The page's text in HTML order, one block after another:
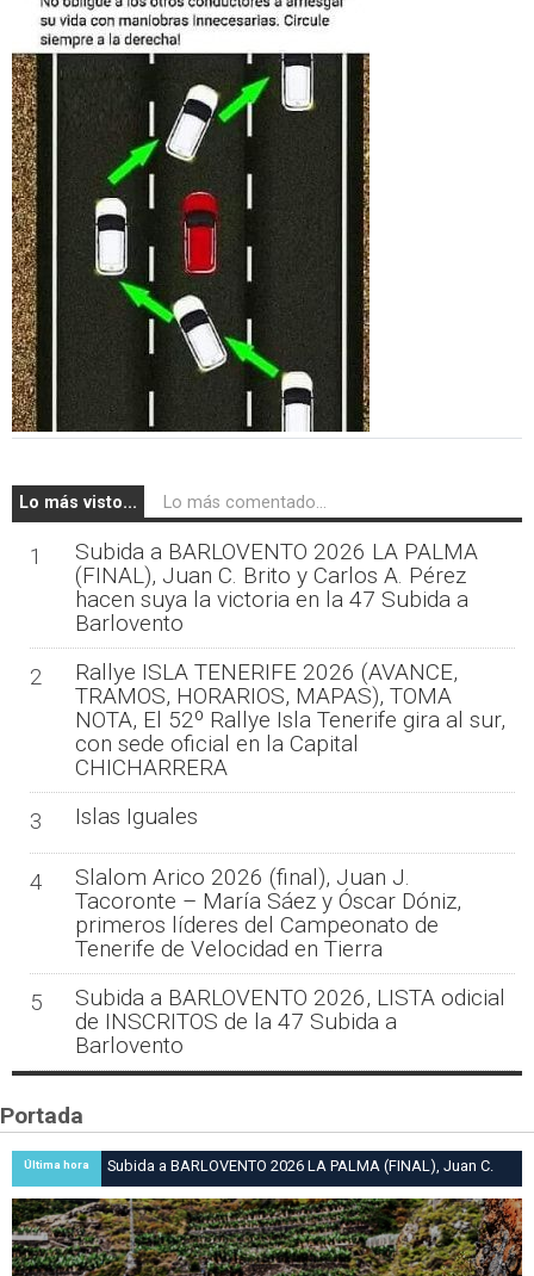
Lo más visto... Lo más comentado...
1
Subida a BARLOVENTO 2026 LA PALMA
(FINAL), Juan C. Brito y Carlos A. Pérez
hacen suya la victoria en la 47 Subida a
Barlovento
2
Rallye ISLA TENERIFE 2026 (AVANCE,
TRAMOS, HORARIOS, MAPAS), TOMA
NOTA, El 52º Rallye Isla Tenerife gira al sur,
con sede oficial en la Capital
CHICHARRERA
3
Islas Iguales
4
Slalom Arico 2026 (final), Juan J.
Tacoronte – María Sáez y Óscar Dóniz,
primeros líderes del Campeonato de
Tenerife de Velocidad en Tierra
5
Subida a BARLOVENTO 2026, LISTA odicial
de INSCRITOS de la 47 Subida a
Barlovento
Portada
Última hora
Subida a BARLOVENTO 2026 LA PALMA (FINAL), Juan C.
Brito y Carlos A. Pérez hacen suya la victoria en la 47 Subida
a Barlovento